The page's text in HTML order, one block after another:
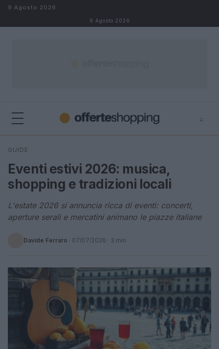
Salta al contenuto
9 Agosto 2026
9 Agosto 2026
⌕
Cerca
GUIDE
Eventi estivi 2026: musica,
shopping e tradizioni locali
L'estate 2026 si annuncia ricca di eventi: concerti,
aperture serali e mercatini animano le piazze italiane
Davide Ferraro · 07/07/2026 · 3 min